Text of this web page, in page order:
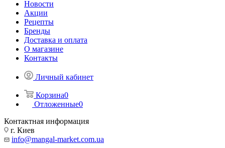
Новости
Акции
Рецепты
Бренды
Доставка и оплата
О магазине
Контакты
Личный кабинет
Корзина0
Отложенные0
Контактная информация
г. Киев
info@mangal-market.com.ua